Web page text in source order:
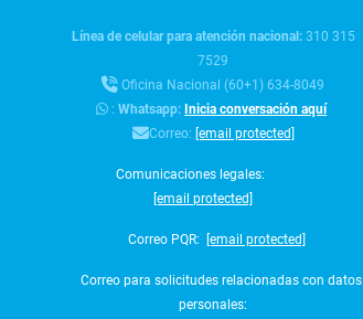
Línea de celular para atención nacional: 310 315
7529
Oficina Nacional (60+1) 634-8049
:Whatsapp: Inicia conversación aquí
Correo: [email protected]
Comunicaciones legales:
[email protected]
Correo PQR: [email protected]
Correo para solicitudes relacionadas con datos
personales: